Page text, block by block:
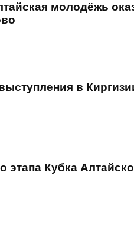
молодёжь
в
этапа Кубка